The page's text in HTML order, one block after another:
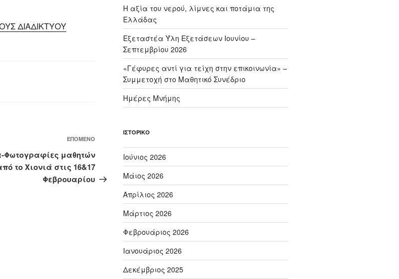
ΔΙΑΔΙΚΤΥΟΥ
άρθρο
ΕΠΌΜΕΝΟ
Φωτογραφίες μαθητών
το Χιονιά στις 16&17
Φεβρουαρίου
H αξία του νερού, λίμνες και ποτάμια της
Ελλάδας
Εξεταστέα Ύλη Εξετάσεων Ιουνίου –
Σεπτεμβρίου 2026
«Γέφυρες αντί για τείχη στην επικοινωνία» –
Συμμετοχή στο Μαθητικό Συνέδριο
Ημέρες Μνήμης
ΙΣΤΟΡΙΚΌ
Ιούνιος 2026
Μάιος 2026
Απρίλιος 2026
Μάρτιος 2026
Φεβρουάριος 2026
Ιανουάριος 2026
Δεκέμβριος 2025